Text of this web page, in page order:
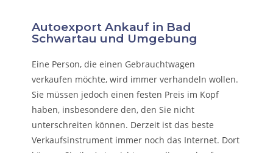
Autoexport Ankauf in Bad
Schwartau und Umgebung
Eine Person, die einen Gebrauchtwagen
verkaufen möchte, wird immer verhandeln wollen.
Sie müssen jedoch einen festen Preis im Kopf
haben, insbesondere den, den Sie nicht
unterschreiten können. Derzeit ist das beste
Verkaufsinstrument immer noch das Internet. Dort